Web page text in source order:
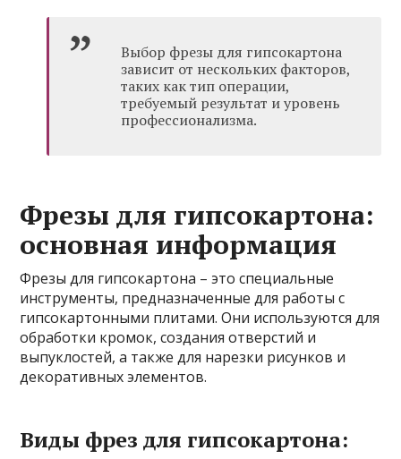
Выбор фрезы для гипсокартона
зависит от нескольких факторов,
таких как тип операции,
требуемый результат и уровень
профессионализма.
Фрезы для гипсокартона:
основная информация
Фрезы для гипсокартона – это специальные
инструменты, предназначенные для работы с
гипсокартонными плитами. Они используются для
обработки кромок, создания отверстий и
выпуклостей, а также для нарезки рисунков и
декоративных элементов.
Виды фрез для гипсокартона: